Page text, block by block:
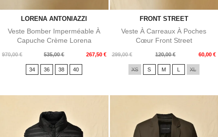
LORENA ANTONIAZZI
Veste Bomber Imperméable À
Capuche Crème Lorena
970,00 €
Prix
535,00 € 267,50 €
Prix
34 36 38 40
FRONT STREET
Veste À Carreaux À Poches
Cœur Front Street
299,00 €
Prix
120,00 € 60,00 €
Prix
XS S M L XL